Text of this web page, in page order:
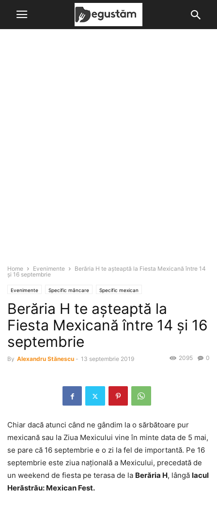
Home Evenimente
Berăria H te aşteaptă la Fiesta Mexicană între 14
şi 16 septembrie
Evenimente Specific mâncare Specific mexican
Berăria H te aşteaptă la
Fiesta Mexicană între 14 şi 16
septembrie
By Alexandru Stănescu - 13 septembrie 2019 0
2095
Chiar dacă atunci când ne gândim la o sărbătoare pur
mexicană sau la Ziua Mexicului vine în minte data de 5 mai,
se pare că 16 septembrie e o zi la fel de importantă. Pe 16
septembrie este ziua naţională a Mexicului, precedată de
un weekend de fiesta pe terasa de la Berăria H, lângă lacul
Herăstrău: Mexican Fest.